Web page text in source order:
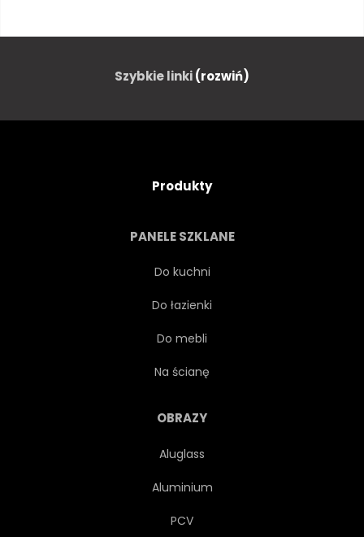
WIDOK ZABYTKOWY
PARK AUSSENAUFNAHME
ZWIEDZANIE
WATERFRONT
EUROPEJSKIEJ
Szybkie linki(rozwiń)
Produkty
PANELE SZKLANE
Do kuchni
Do łazienki
Do mebli
Na ścianę
OBRAZY
Aluglass
Aluminium
PCV